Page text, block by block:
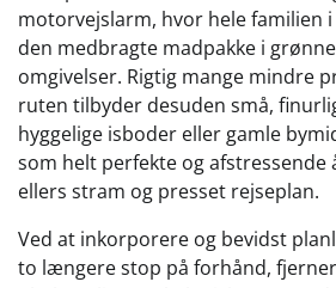
motorvejslarm, hvor hele familien
den medbragte madpakke i
omgivelser. Rigtig mange mindre
ruten tilbyder desuden små,
hyggelige isboder eller gamle
som helt perfekte og afstressende
ellers stram og presset rejseplan.
Ved at inkorporere og bevidst
to længere stop på forhånd,